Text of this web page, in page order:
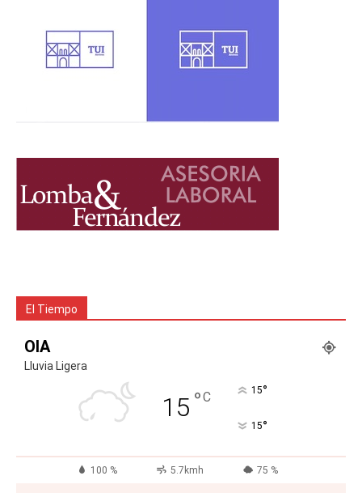
El Tiempo
OIA
Lluvia Ligera
15 °C 15°
15°
100 % 5.7kmh 75 %